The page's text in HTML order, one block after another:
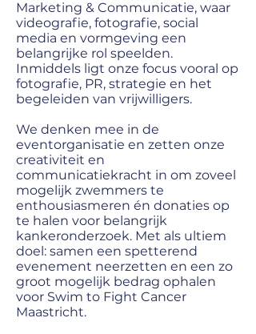
Marketing & Communicatie, waar
videografie, fotografie, social
media en vormgeving een
belangrijke rol speelden.
Inmiddels ligt onze focus vooral op
fotografie, PR, strategie en het
begeleiden van vrijwilligers.
We denken mee in de
eventorganisatie en zetten onze
creativiteit en
communicatiekracht in om zoveel
mogelijk zwemmers te
enthousiasmeren én donaties op
te halen voor belangrijk
kankeronderzoek. Met als ultiem
doel: samen een spetterend
evenement neerzetten en een zo
groot mogelijk bedrag ophalen
voor Swim to Fight Cancer
Maastricht.